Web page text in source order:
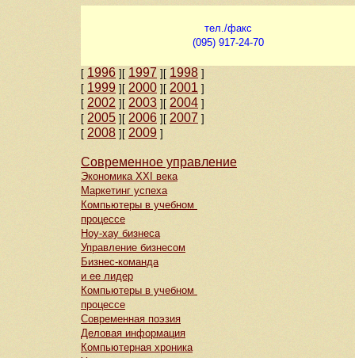
тел./факс
(095) 917-24-70
[ 1996 ] [ 1997 ] [ 1998 ]
[ 1999 ] [ 2000 ] [ 2001 ]
[ 2002 ] [ 2003 ] [ 2004 ]
[ 2005 ] [ 2006 ] [ 2007 ]
[ 2008 ] [ 2009 ]
Современное управление
Экономика ХХI века
Маркетинг успеха
Компьютеры в учебном
процессе
Ноу-хау бизнеса
Управление бизнесом
Бизнес-команда
и ее лидер
Компьютеры в учебном
процессе
Современная поэзия
Деловая информация
Компьютерная хроника